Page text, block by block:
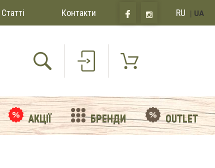
Статті Контакти RU | UA
АКЦІЇ БРЕНДИ OUTLET